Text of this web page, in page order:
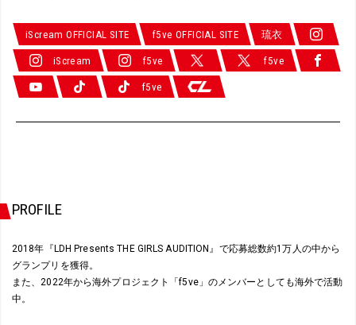
iScream OFFICIAL SITE f5ve OFFICIAL SITE 琉衣
iScream f5ve f5ve
f5ve
PROFILE
2018年『LDH Presents THE GIRLS AUDITION』で応募総数約1万人の中から
グランプリを獲得。
また、2022年から海外プロジェクト「f5ve」のメンバーとしても海外で活動
中。